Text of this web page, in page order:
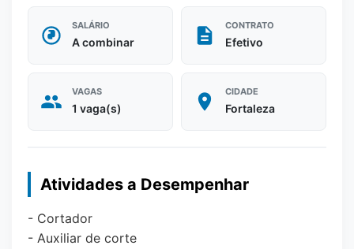
SALÁRIO
A combinar
CONTRATO
Efetivo
VAGAS
1 vaga(s)
CIDADE
Fortaleza
Atividades a Desempenhar
- Cortador
- Auxiliar de corte